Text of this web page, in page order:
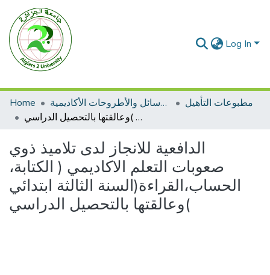
Log In
Home الرسائل والأطروحات الأكاديمية
مطبوعات التأهيل
الدافعية للانجاز لدى تلاميذ ذوي صعوبات التعلم الاكاديمي ( الكتابة، الحساب،القراءة(السنة الثالثة ابتدائي )وعالقتها بالتحصيل الدراسي
الدافعية للانجاز لدى تلاميذ ذوي
صعوبات التعلم الاكاديمي ( الكتابة،
الحساب،القراءة(السنة الثالثة ابتدائي
)وعالقتها بالتحصيل الدراسي